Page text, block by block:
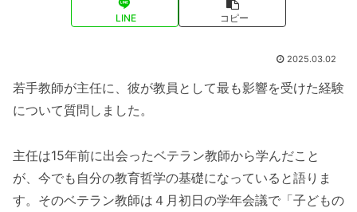
LINE コピー
2025.03.02
若手教師が主任に、彼が教員として最も影響を受けた経験
について質問しました。
主任は15年前に出会ったベテラン教師から学んだこと
が、今でも自分の教育哲学の基礎になっていると語りま
す。そのベテラン教師は４月初日の学年会議で「子どもの